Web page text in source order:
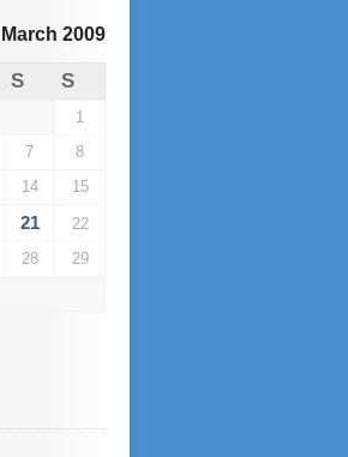
March 2009
S S
1
7
8
14 15
21
22
28
29